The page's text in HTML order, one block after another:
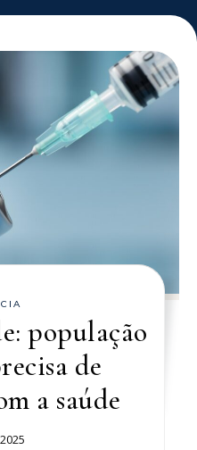
população
de
a saúde